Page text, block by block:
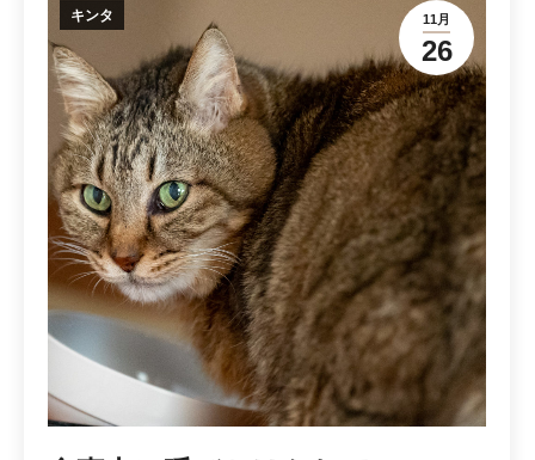
11月
26
キンタ